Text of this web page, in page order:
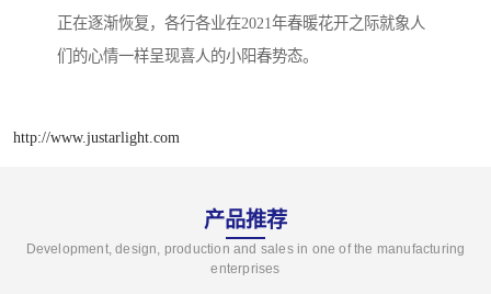
正在逐渐恢复，各行各业在2021年春暖花开之际就象人
们的心情一样呈现喜人的小阳春势态。
http://www.justarlight.com
产品推荐
Development, design, production and sales in one of the manufacturing
enterprises